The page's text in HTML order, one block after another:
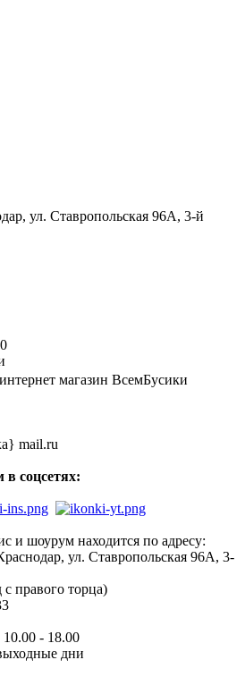
ул. Ставропольская 96А, 3-й
магазин ВсемБусики
mail.ru
в соцсетях:
и шоурум находится по адресу:
ул. Ставропольская 96А, 3-
с правого торца)
- 18.00
дни